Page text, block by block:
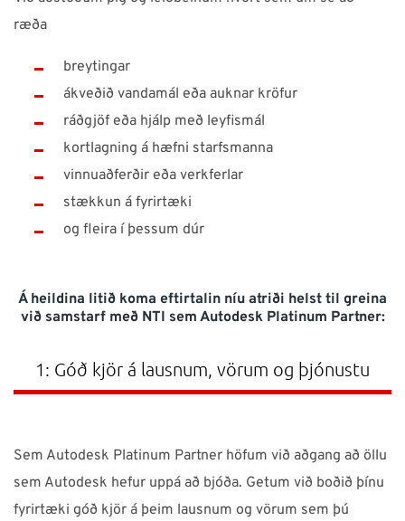
ræða
breytingar
ákveðið vandamál eða auknar kröfur
ráðgjöf eða hjálp með leyfismál
kortlagning á hæfni starfsmanna
vinnuaðferðir eða verkferlar
stækkun á fyrirtæki
og fleira í þessum dúr
Á heildina litið koma eftirtalin níu atriði helst til greina
við samstarf með NTI sem Autodesk Platinum Partner:
1: Góð kjör á lausnum, vörum og þjónustu
Sem Autodesk Platinum Partner höfum við aðgang að öllu
sem Autodesk hefur uppá að bjóða. Getum við boðið þínu
fyrirtæki góð kjör á þeim lausnum og vörum sem þú